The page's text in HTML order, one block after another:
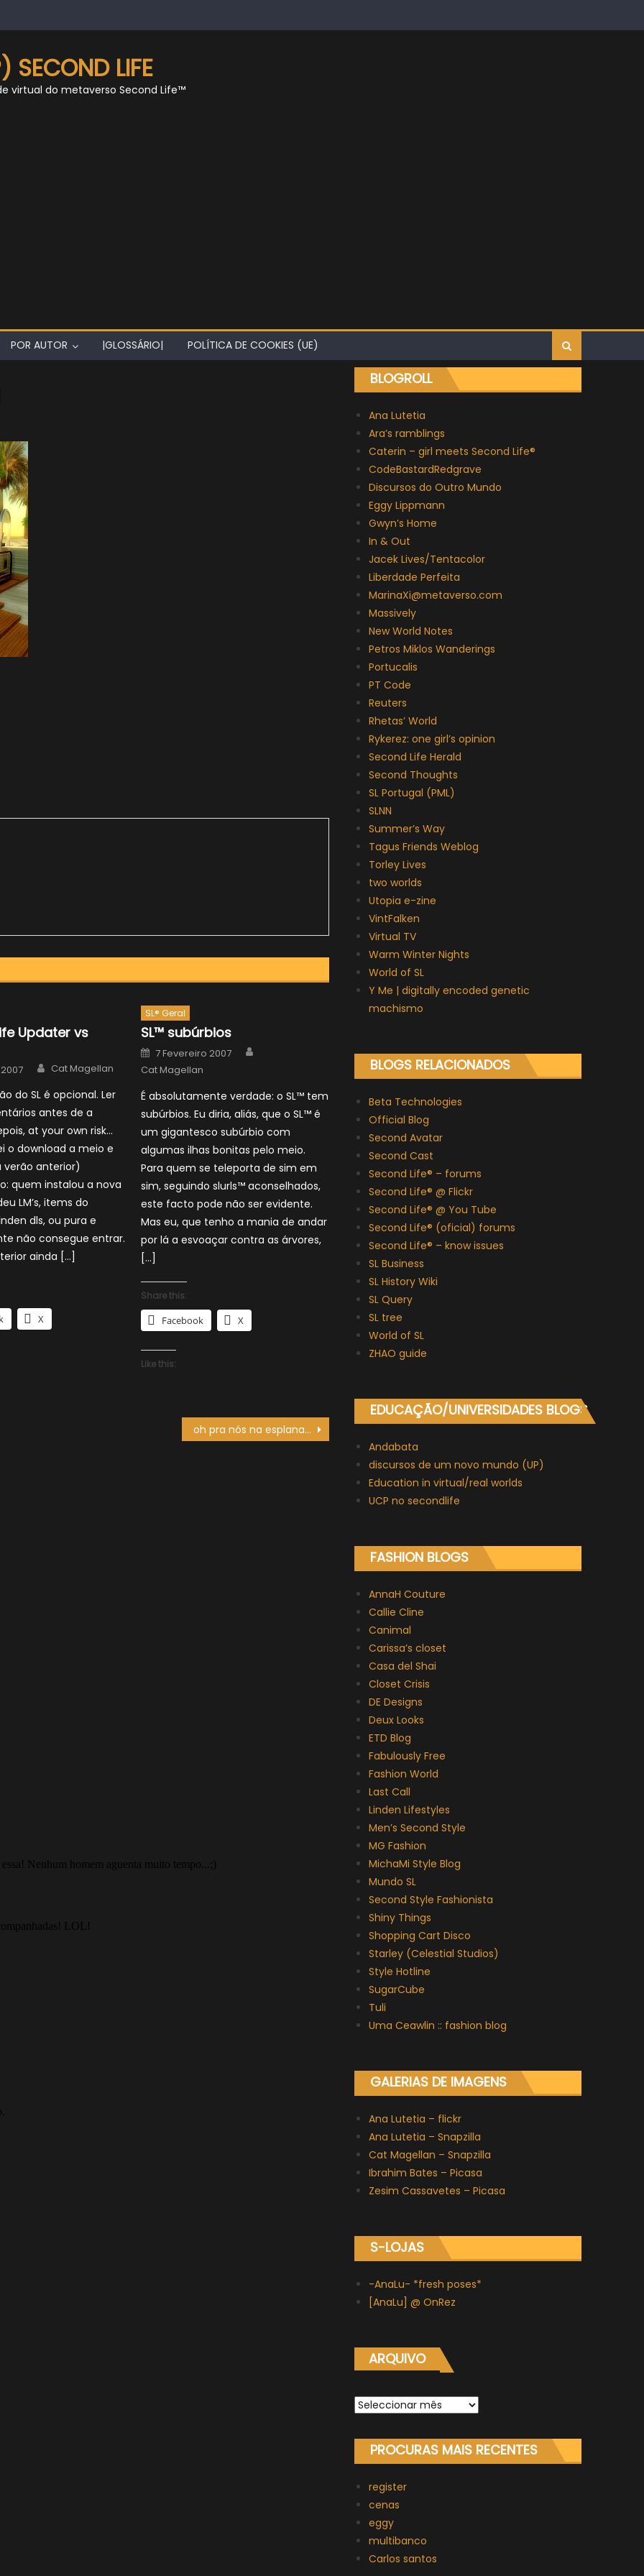
SECOND LIFE
virtual do metaverso Second Life™
POR AUTOR |GLOSSÁRIO| POLÍTICA DE COOKIES (UE)
Updater vs
Author
Cat Magellan
do SL é opcional. Ler
antes de a
at your own risk…
o download a meio e
verão anterior)
quem instalou a nova
LM’s, items do
dls, ou pura e
não consegue entrar.
ainda […]
X
SL® Geral
SL™ subúrbios
Posted
on
7 Fevereiro 2007
Cat Magellan
É absolutamente verdade: o SL™ tem
subúrbios. Eu diria, aliás, que o SL™ é
um gigantesco subúrbio com
algumas ilhas bonitas pelo meio.
Para quem se teleporta de sim em
sim, seguindo slurls™ aconselhados,
este facto pode não ser evidente.
Mas eu, que tenho a mania de andar
por lá a esvoaçar contra as árvores,
[…]
Share this:
Facebook X
Like this:
oh pra nós na esplanada! (2)
BLOGROLL
Ana Lutetia
Ara’s ramblings
Caterin – girl meets Second Life®
CodeBastardRedgrave
Discursos do Outro Mundo
Eggy Lippmann
Gwyn’s Home
In & Out
Jacek Lives/Tentacolor
Liberdade Perfeita
MarinaXi@metaverso.com
Massively
New World Notes
Petros Miklos Wanderings
Portucalis
PT Code
Reuters
Rhetas’ World
Rykerez: one girl’s opinion
Second Life Herald
Second Thoughts
SL Portugal (PML)
SLNN
Summer’s Way
Tagus Friends Weblog
Torley Lives
two worlds
Utopia e-zine
VintFalken
Virtual TV
Warm Winter Nights
World of SL
Y Me | digitally encoded genetic
machismo
BLOGS RELACIONADOS
Beta Technologies
Official Blog
Second Avatar
Second Cast
Second Life® – forums
Second Life® @ Flickr
Second Life® @ You Tube
Second Life® (oficial) forums
Second Life® – know issues
SL Business
SL History Wiki
SL Query
SL tree
World of SL
ZHAO guide
EDUCAÇÃO/UNIVERSIDADES BLOGS
Andabata
discursos de um novo mundo (UP)
Education in virtual/real worlds
UCP no secondlife
FASHION BLOGS
AnnaH Couture
Callie Cline
Canimal
Carissa’s closet
Casa del Shai
Closet Crisis
DE Designs
Deux Looks
ETD Blog
Fabulously Free
Fashion World
Last Call
Linden Lifestyles
Men’s Second Style
MG Fashion
MichaMi Style Blog
Mundo SL
Second Style Fashionista
Shiny Things
Shopping Cart Disco
Starley (Celestial Studios)
Style Hotline
SugarCube
Tuli
Uma Ceawlin :: fashion blog
GALERIAS DE IMAGENS
Ana Lutetia – flickr
Ana Lutetia – Snapzilla
Cat Magellan – Snapzilla
Ibrahim Bates – Picasa
Zesim Cassavetes – Picasa
S-LOJAS
-AnaLu- *fresh poses*
[AnaLu] @ OnRez
ARQUIVO
Arquivo
PROCURAS MAIS RECENTES
register
cenas
eggy
multibanco
Carlos santos